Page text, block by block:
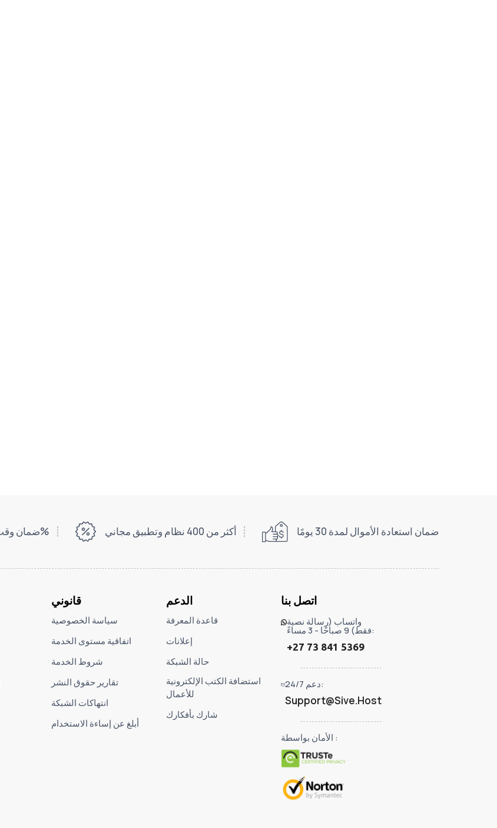
ضمان وقت التشغيل بنسبة 99% أكثر من 400 نظام وتطبيق مجاني ضمان استعادة الأموال لمدة 30 يومًا
قانوني
سياسة الخصوصية
اتفاقية مستوى الخدمة
شروط الخدمة
تقارير حقوق النشر
انتهاكات الشبكة
أبلغ عن إساءة الاستخدام
الدعم
قاعدة المعرفة
إعلانات
حالة الشبكة
استضافة الكتب الإلكترونية
للأعمال
شارك بأفكارك
اتصل بنا
واتساب (رسالة نصية
فقط) 9 صباحًا - 3 مساءً:
+27 73 841 5369
دعم 24/7:
Support@Sive.Host
الأمان بواسطة :